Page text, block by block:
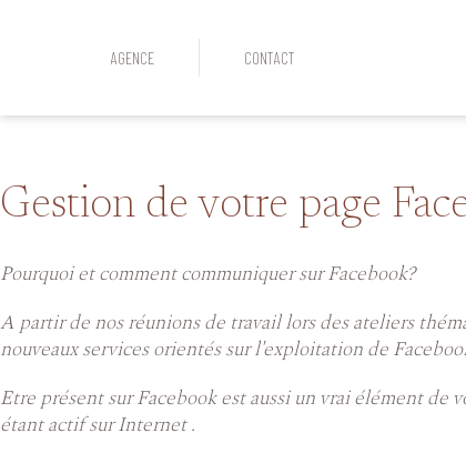
AGENCE CONTACT
Gestion de votre page
Pourquoi et comment communiquer sur Facebook?
A partir de nos réunions de travail lors des ateliers
nouveaux services orientés sur l'exploitation de
Etre présent sur Facebook est aussi un vrai élément
étant actif sur Internet .